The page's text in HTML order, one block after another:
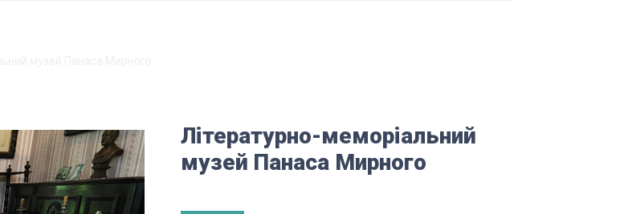
Літературно-меморіальний
музей Панаса Мирного